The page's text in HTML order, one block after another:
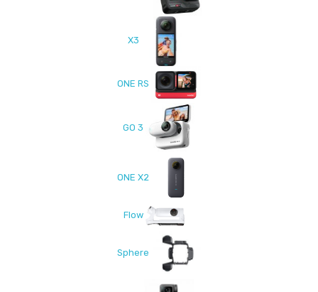
X3
ONE RS
GO 3
ONE X2
Flow
Sphere